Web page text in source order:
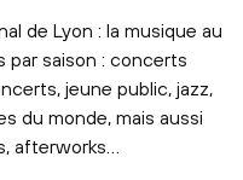
de Lyon : la musique au
saison : concerts
jeune public, jazz,
du monde, mais aussi
afterworks…